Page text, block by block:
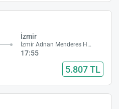
İzmir
İzmir Adnan Menderes Havalimanı
17:55
5.807 TL